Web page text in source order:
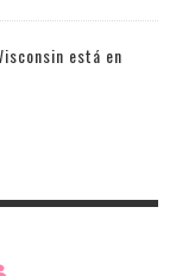
está en